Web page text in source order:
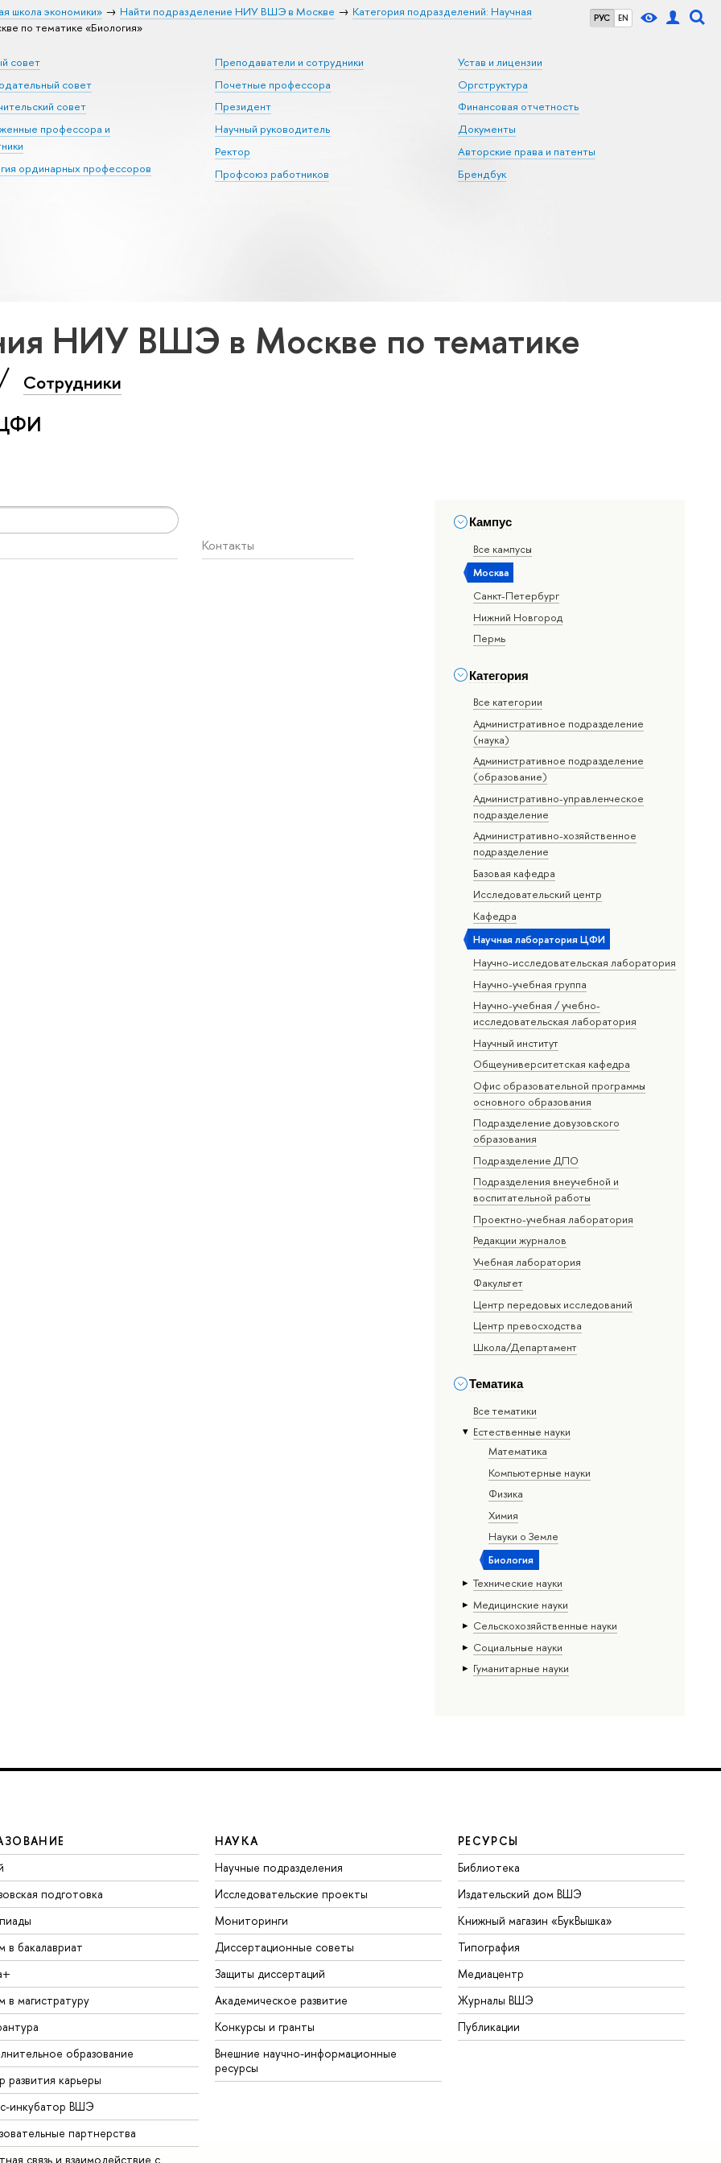
РУС EN
школа экономики» Найти подразделение НИУ ВШЭ в Москве
Категория подразделений: Научная
по тематике «Биология»
совет
совет
совет
профессора и
ординарных профессоров
Преподаватели и сотрудники
Почетные профессора
Президент
Научный руководитель
Ректор
Профсоюз работников
Устав и лицензии
Оргструктура
Финансовая отчетность
Документы
Авторские права и патенты
Брендбук
НИУ ВШЭ в Москве по тематике
Сотрудники
ЦФИ
Кампус
Все кампусы
Москва
Санкт-Петербург
Нижний Новгород
Пермь
Категория
Все категории
Административное подразделение
(наука)
Административное подразделение
(образование)
Административно-управленческое
подразделение
Административно-хозяйственное
подразделение
Базовая кафедра
Исследовательский центр
Кафедра
Научная лаборатория ЦФИ
Научно-исследовательская лаборатория
Научно-учебная группа
Научно-учебная / учебно-
исследовательская лаборатория
Научный институт
Общеуниверситетская кафедра
Офис образовательной программы
основного образования
Подразделение довузовского
образования
Подразделение ДПО
Подразделения внеучебной и
воспитательной работы
Проектно-учебная лаборатория
Редакции журналов
Учебная лаборатория
Факультет
Центр передовых исследований
Центр превосходства
Школа/Департамент
Тематика
Все тематики
Естественные науки
Математика
Компьютерные науки
Физика
Химия
Науки о Земле
Биология
Тех­ничес­кие науки
Медицинские науки
Сельскохозяйственные науки
Социальные науки
Гуманитарные науки
Контакты
подготовка
в бакалавриат
в магистратуру
образование
развития карьеры
инкубатор ВШЭ
партнерства
связь и взаимодействие с
НАУКА
Научные подразделения
Исследовательские проекты
Мониторинги
Диссертационные советы
Защиты диссертаций
Академическое развитие
Конкурсы и гранты
Внешние научно-информационные
ресурсы
РЕСУРСЫ
Библиотека
Издательский дом ВШЭ
Книжный магазин «БукВышка»
Типография
Медиацентр
Журналы ВШЭ
Публикации